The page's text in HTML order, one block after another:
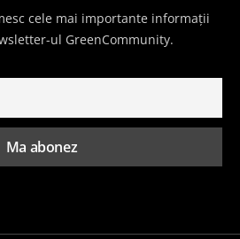
cele mai importante informații
ul GreenCommunity.